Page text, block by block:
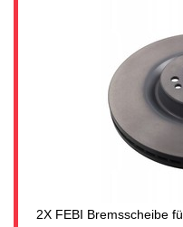
2X FEBI Bremsscheibe